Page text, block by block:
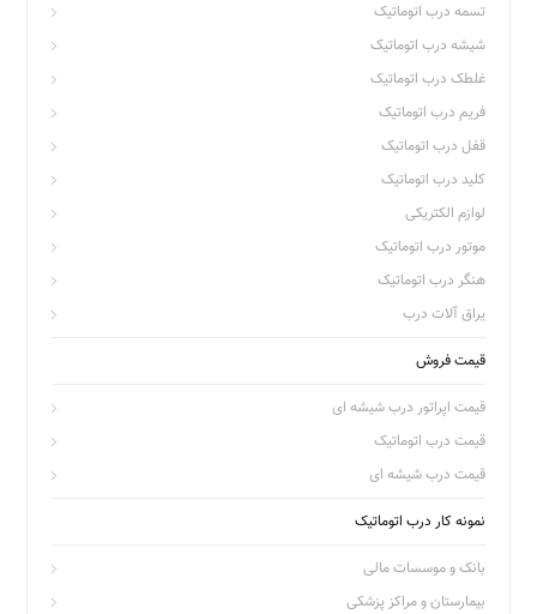
تسمه درب اتوماتیک
شیشه درب اتوماتیک
غلطک درب اتوماتیک
فریم درب اتوماتیک
قفل درب اتوماتیک
کلید درب اتوماتیک
لوازم الکتریکی
موتور درب اتوماتیک
هنگر درب اتوماتیک
یراق آلات درب
قیمت فروش
قیمت اپراتور درب شیشه ای
قیمت درب اتوماتیک
قیمت درب شیشه ای
نمونه کار درب اتوماتیک
بانک و موسسات مالی
بیمارستان و مراکز پزشکی